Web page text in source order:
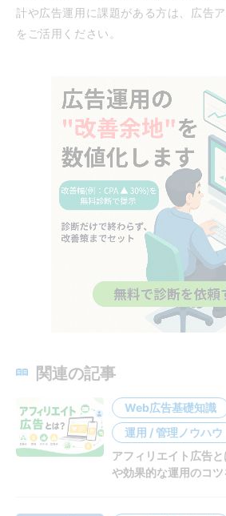
計や広告運用に課題がある方は、広告
をご活用ください。
関連の記事
Web広告基礎知識
運用 / 管理ノウハウ
アフィリエイト広告
や効果的な運用のコツ